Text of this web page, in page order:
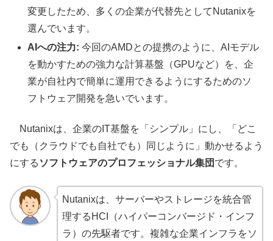
変更したため、多くの企業が代替先としてNutanixを
選んでいます。
AIへの注力: 今回のAMDとの提携のように、AIモデル
を動かすための強力な計算基盤（GPUなど）を、企
業が自社内で簡単に運用できるようにするためのソ
フトウェア開発を急いでいます。
Nutanixは、企業のIT基盤を「シンプル」にし、「どこ
でも（クラウドでも自社でも）同じように」動かせるよう
にする ソフトウェアのプロフェッショナル集団 です。
Nutanixは、サーバーやストレージを統合管
理するHCI（ハイパーコンバージド・インフ
ラ）の先駆者です。複雑な企業インフラをソ